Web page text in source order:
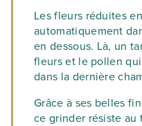
Les fleurs réduites
automatiquement
en dessous. Là, un
fleurs et le pollen
dans la dernière
Grâce à ses belles
ce grinder résiste au